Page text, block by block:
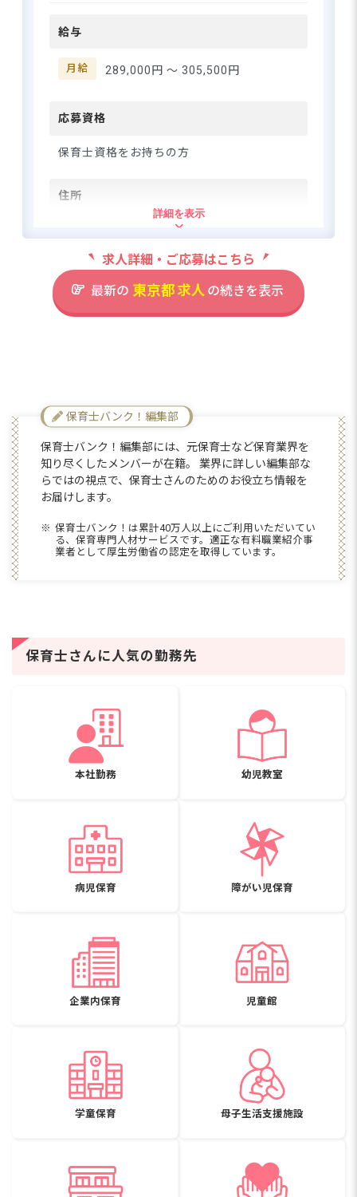
希望に合う求人の
の「できた！」の瞬間や、
がいっぱい。園名の通り、子
どもたちもスタッフも「うれ
づくりを大切にしています。
う考えのもと、スタッフ全員
しょう☆ ーー【あなたの成長
をしっかりサポート！安心し
事にし、人を育てる」という
理念のもと、充実した研修制
度を整えています◎現場です
ぐに役立つ入社時研修がある
ので、ブランクがある方も安
育士も活躍中で、みんなが楽
職場です♪将来のリーダー候
補としても期待しています！
給与
月給 289,000円 〜305,500円
応募資格
保育士資格をお持ちの方
住所
東京都大田区南雪谷3-11-9
東急池上線「雪が谷大塚」駅徒歩9分
※自転車通勤可（敷地内に駐輪スペース
日＆残業月1.7h
さらに詳しい
求人情報
希望に合う求人の
紹介を受ける
詳細を表示
求人詳細・ご応募はこちら
最新の 東京都 求人 の続きを表示
保育士バンク！編集部
保育士バンク！編集部には、元保育士など保育業界を
知り尽くしたメンバーが在籍。 業界に詳しい編集部な
らではの視点で、保育士さんのためのお役立ち情報を
お届けします。
保育士バンク！は累計40万人以上にご利用いただいてい
る、保育専門人材サービスです。適正な有料職業紹介事
業者として厚生労働省の認定を取得しています。
保育士さんに人気の勤務先
本社勤務 幼児教室
病児保育 障がい児保育
企業内保育 児童館
学童保育 母子生活支援施設